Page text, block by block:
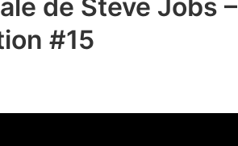
de
son
public
de Steve Jobs –
#15